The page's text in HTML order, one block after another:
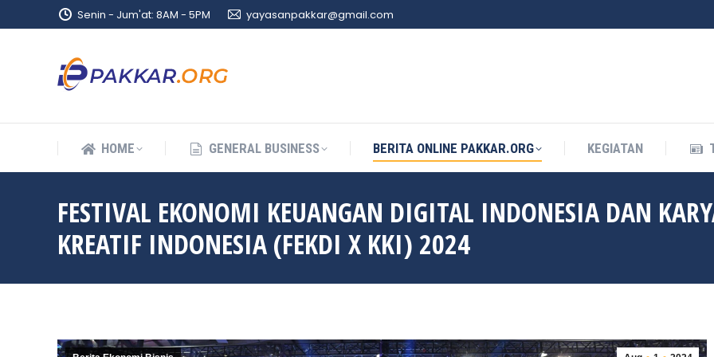
Senin - Jum'at: 8AM - 5PM yayasanpakkar@gmail.com
HOME GENERAL BUSINESS BERITA ONLINE PAKKAR.ORG KEGIATAN
FESTIVAL EKONOMI KEUANGAN DIGITAL INDONESIA DAN
KREATIF INDONESIA (FEKDI X KKI) 2024
HOME GENERAL BUSINESS BERITA ONLINE PAKKAR.ORG KEGIATAN